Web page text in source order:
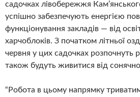
садочках лівобережжя
успішно забезпечують енергією
функціонування закладів — від
харчоблоків. З початком літньої
червня у цих садочках розпочнуть
також будуть живитися від сонячної
“Робота в цьому напрямку